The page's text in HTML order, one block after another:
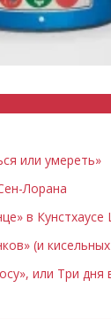
или умереть»
Лорана
в Кунстхаусе
(и
или Три дня